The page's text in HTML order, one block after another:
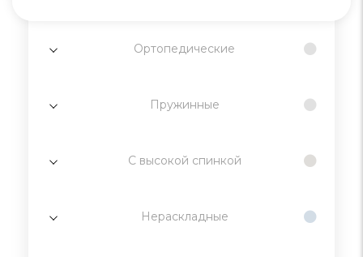
Ортопедические
Пружинные
С высокой спинкой
Нераскладные